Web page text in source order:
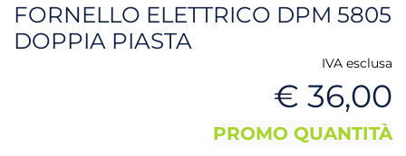
FORNELLO ELETTRICO DPM 5805
DOPPIA PIASTA
IVA esclusa
€ 36,00
PROMO QUANTITÀ